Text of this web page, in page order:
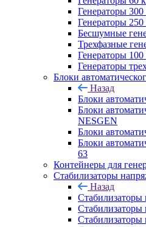
Генераторы 300
Генераторы 250
Бесшумные
Трехфазные
Генераторы
Генераторы
Блоки
Назад
Блоки
Блоки
NESGEN
Блоки
Блоки
63
Контейнеры для
Стабилизаторы
Назад
Стабилизаторы
Стабилизаторы